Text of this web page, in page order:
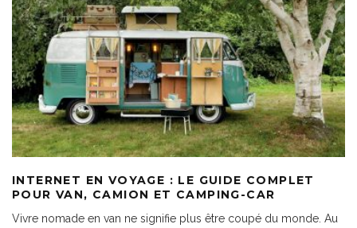
INTERNET EN VOYAGE : LE GUIDE COMPLET
POUR VAN, CAMION ET CAMPING-CAR
Vivre nomade en van ne signifie plus être coupé du monde. Au